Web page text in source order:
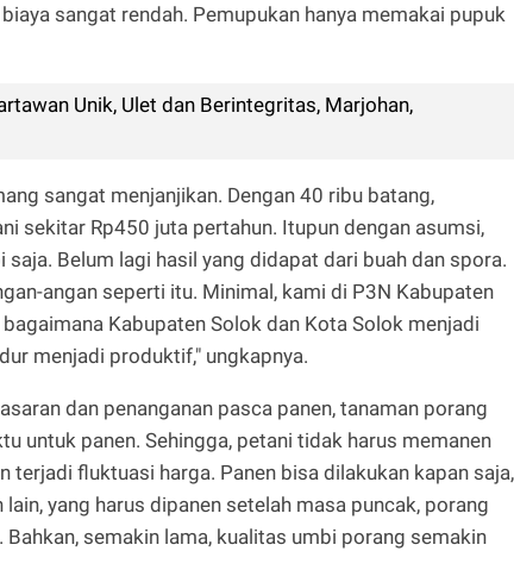
sangat rendah. Pemupukan hanya memakai pupuk
Unik, Ulet dan Berintegritas, Marjohan,
sangat menjanjikan. Dengan 40 ribu batang,
sekitar Rp450 juta pertahun. Itupun dengan asumsi,
Belum lagi hasil yang didapat dari buah dan spora.
angan seperti itu. Minimal, kami di P3N Kabupaten
Kabupaten Solok dan Kota Solok menjadi
menjadi produktif," ungkapnya.
dan penanganan pasca panen, tanaman porang
untuk panen. Sehingga, petani tidak harus memanen
terjadi fluktuasi harga. Panen bisa dilakukan kapan saja,
yang harus dipanen setelah masa puncak, porang
semakin lama, kualitas umbi porang semakin